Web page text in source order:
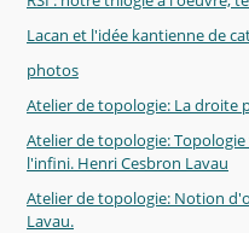
Lacan et l'idée kantienne de
photos
Atelier de topologie: La droite
Atelier de topologie:
l'infini. Henri Cesbron Lavau
Atelier de topologie: Notion
Lavau.